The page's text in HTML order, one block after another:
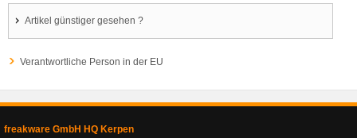
Artikel günstiger gesehen ?
Verantwortliche Person in der EU
freakware GmbH HQ Kerpen